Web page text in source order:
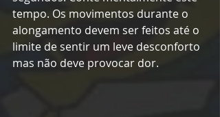
tempo. Os movimentos durante o
alongamento devem ser feitos até o
limite de sentir um leve desconforto
mas não deve provocar dor.